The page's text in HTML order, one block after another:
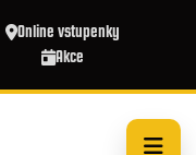
Online vstupenky
Akce